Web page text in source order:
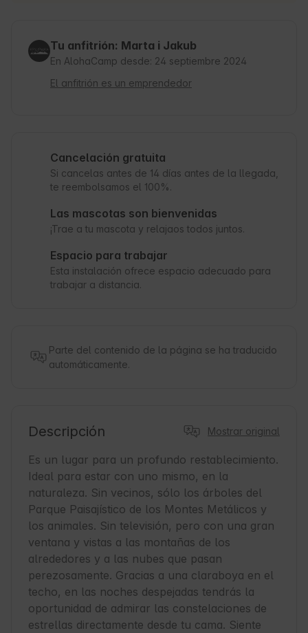
Tu anfitrión: Marta i Jakub
En AlohaCamp desde: 24 septiembre 2024
El anfitrión es un emprendedor
Cancelación gratuita
Si cancelas antes de 14 días antes de la llegada,
te reembolsamos el 100%.
Las mascotas son bienvenidas
¡Trae a tu mascota y relajaos todos juntos.
Espacio para trabajar
Esta instalación ofrece espacio adecuado para
trabajar a distancia.
Parte del contenido de la página se ha traducido
automáticamente.
Descripción Mostrar original
Es un lugar para un profundo restablecimiento.
Ideal para estar con uno mismo, en la
naturaleza. Sin vecinos, sólo los árboles del
Parque Paisajístico de los Montes Metálicos y
los animales. Sin televisión, pero con una gran
ventana y vistas a las montañas de los
alrededores y a las nubes que pasan
perezosamente. Gracias a una claraboya en el
techo, en las noches despejadas tendrás la
oportunidad de admirar las constelaciones de
estrellas directamente desde tu cama. Siente